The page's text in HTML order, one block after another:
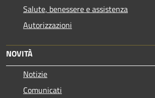
Salute, benessere e assistenza
Autorizzazioni
NOVITÀ
Notizie
Comunicati